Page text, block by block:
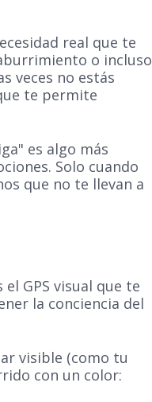
real que te
o incluso
veces no estás
te permite
es algo más
Solo cuando
que no te llevan a
GPS visual que te
la conciencia del
visible (como tu
con un color: